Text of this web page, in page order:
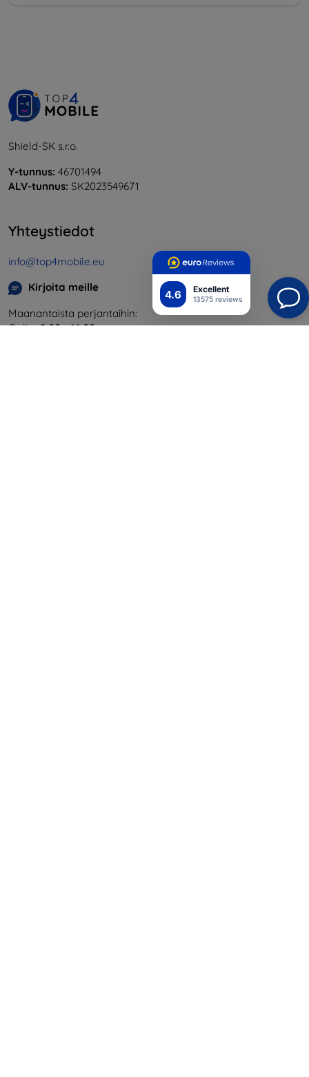
4.6 Excellent
13575 reviews
Shield-SK s.r.o.
Y-tunnus: 46701494
ALV-tunnus: SK2023549671
Yhteystiedot
info@top4mobile.eu
Kirjoita meille
Maanantaista perjantaihin:
Online8:00 - 16:00